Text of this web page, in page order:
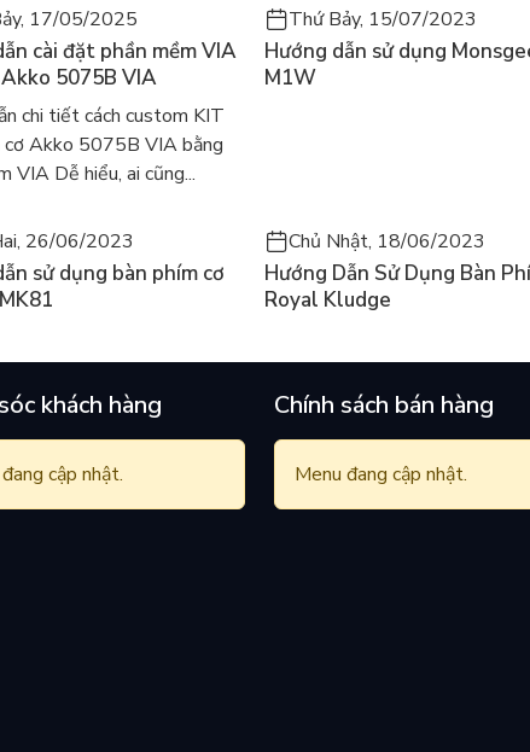
với độ chính xác đáng kinh ngạc bất kể góc nhìn nào.
IPS
17/05/2025
cài đặt phần mềm VIA
5075B VIA
chi tiết cách custom KIT
cơ Akko 5075B VIA bằng
VIA Dễ hiểu, ai cũng...
Thứ Bảy, 15/07/2023
Hướng dẫn sử dụng
M1W
26/06/2023
sử dụng bàn phím cơ
Chủ Nhật, 18/06/2023
Hướng Dẫn Sử Dụng Bàn
Royal Kludge
khách hàng
cập nhật.
Chính sách bán hàng
Menu đang cập nhật.